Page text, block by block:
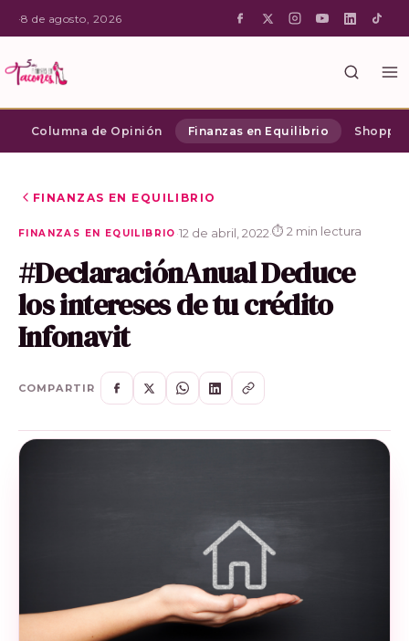
·8 de agosto, 2026
Columna de Opinión Finanzas en Equilibrio
FINANZAS EN EQUILIBRIO
FINANZAS EN EQUILIBRIO ·12 de abril, 2022·⏱ 2 min lectura
#DeclaraciónAnual Deduce
los intereses de tu crédito
Infonavit
COMPARTIR